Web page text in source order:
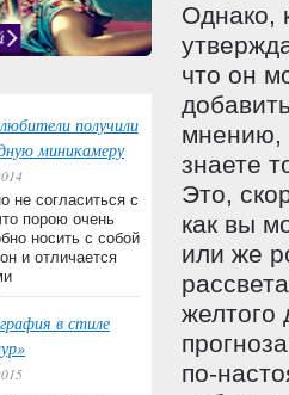
Однако,
что он
мнению,
знаете
Это,
как вы
или же
желтого
по-
получили
миникамеру
не согласиться с
порою очень
носить с собой
и отличается
в стиле